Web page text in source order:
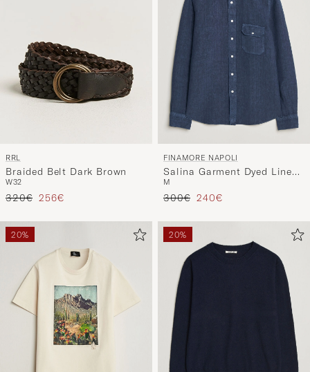
RRL
Braided Belt Dark Brown
W32
Regulärer Preis
320€ Reduzierter Preis
256€
FINAMORE NAPOLI
Salina Garment Dyed Linen
Overshirt Navy
M
Regulärer Preis
300€ Reduzierter Preis
240€
20% 20%